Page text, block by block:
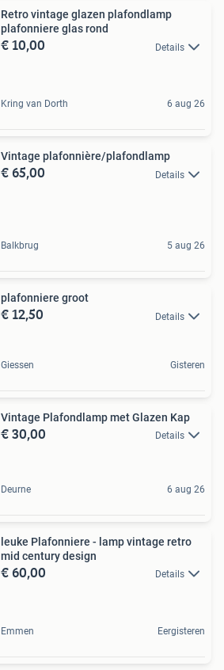
Retro vintage glazen plafondlamp
plafonniere glas rond
€ 10,00 Details
Kring van Dorth 6 aug 26
Vintage plafonnière/plafondlamp
€ 65,00 Details
Balkbrug 5 aug 26
plafonniere groot
€ 12,50 Details
Giessen Gisteren
Vintage Plafondlamp met Glazen Kap
€ 30,00 Details
Deurne 6 aug 26
leuke Plafonniere - lamp vintage retro
mid century design
€ 60,00 Details
Emmen Eergisteren